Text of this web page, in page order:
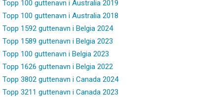
Topp 100 guttenavn i Australia 2019
Topp 100 guttenavn i Australia 2018
Topp 1592 guttenavn i Belgia 2024
Topp 1589 guttenavn i Belgia 2023
Topp 100 guttenavn i Belgia 2023
Topp 1626 guttenavn i Belgia 2022
Topp 3802 guttenavn i Canada 2024
Topp 3211 guttenavn i Canada 2023